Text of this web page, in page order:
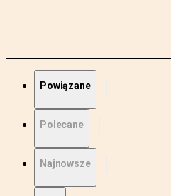
Powiązane
Polecane
Najnowsze